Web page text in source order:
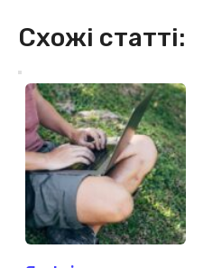
Схожі статті: